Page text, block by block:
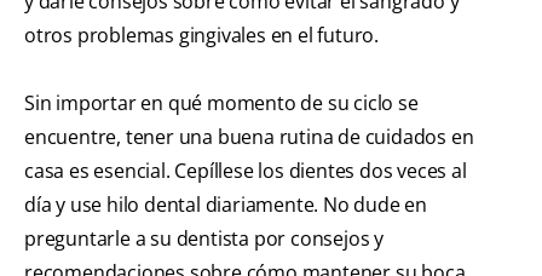
otros problemas gingivales en el futuro.
Sin importar en qué momento de su ciclo se
encuentre, tener una buena rutina de cuidados en
casa es esencial. Cepíllese los dientes dos veces al
día y use hilo dental diariamente. No dude en
preguntarle a su dentista por consejos y